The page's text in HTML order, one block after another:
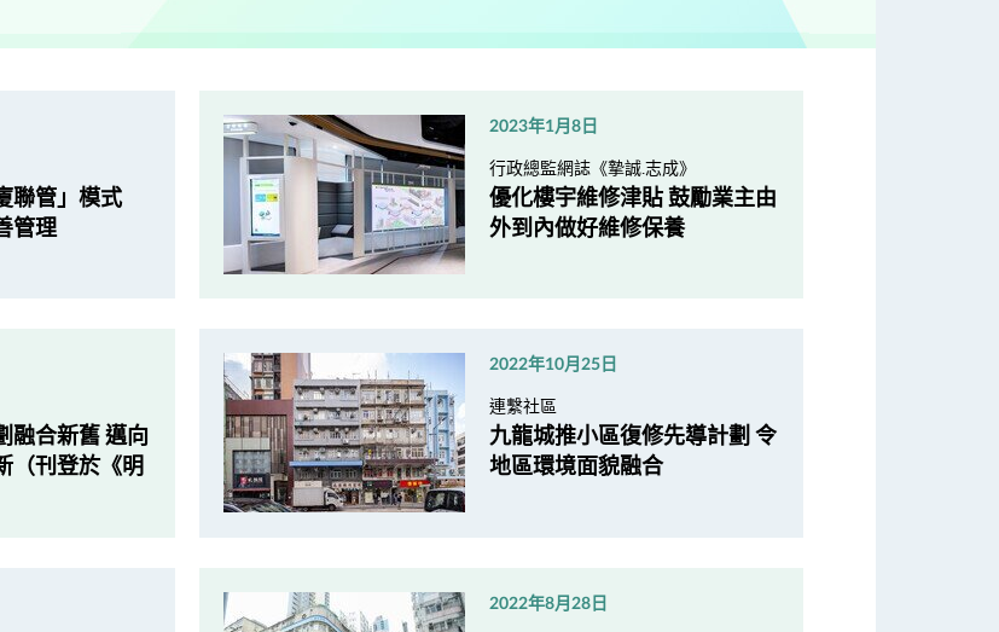
聯管」模式
管理
2023年1月8日
行政總監網誌《摯誠.志成》
優化樓宇維修津貼 鼓勵業主由
外到內做好維修保養
融合新舊 邁向
（刊登於《明
2022年10月25日
連繫社區
九龍城推小區復修先導計劃 令
地區環境面貌融合
2022年8月28日